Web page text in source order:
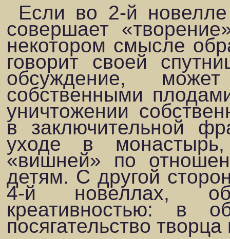
Если во 2-й новелле
совершает
некотором смысле
говорит своей
обсуждение,
собственными
уничтожении
в заключительной
уходе в
«вишней» по
детям. С другой
4-й новеллах,
креативностью: в
посягательство